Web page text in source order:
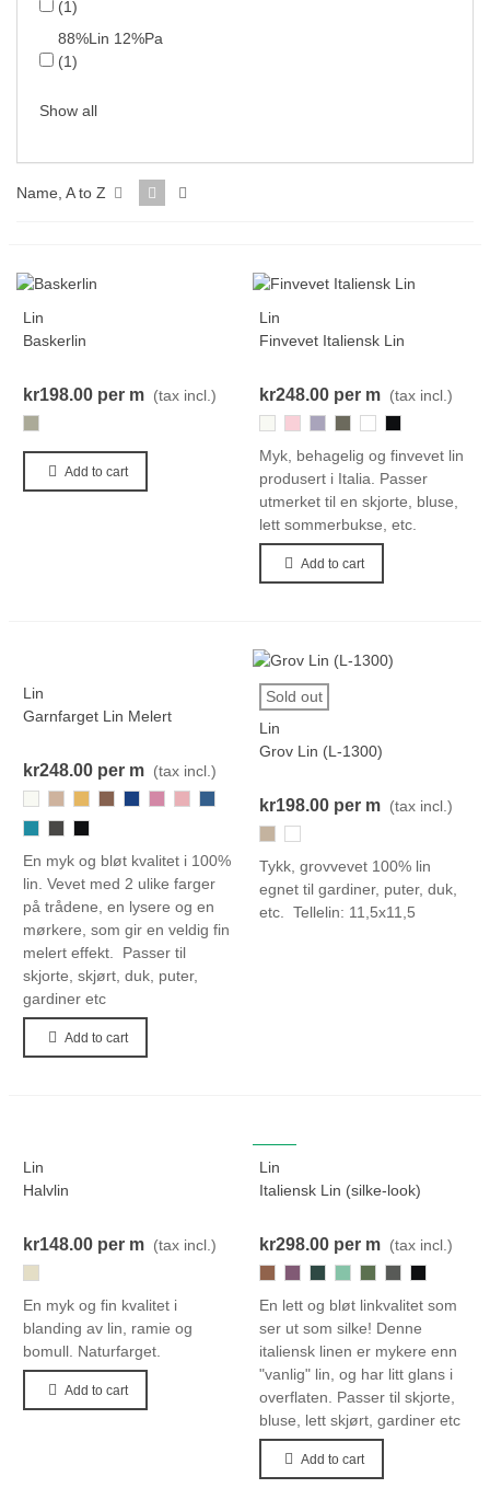
(1)
88%Lin 12%Pa
(1)
Show all
Name, A to Z
Lin
Baskerlin
kr198.00 per m (tax incl.)
Add to cart
Lin
Finvevet Italiensk Lin
kr248.00 per m (tax incl.)
Myk, behagelig og finvevet lin
produsert i Italia. Passer
utmerket til en skjorte, bluse,
lett sommerbukse, etc.
Add to cart
Lin
Garnfarget Lin Melert
kr248.00 per m (tax incl.)
En myk og bløt kvalitet i 100%
lin. Vevet med 2 ulike farger
på trådene, en lysere og en
mørkere, som gir en veldig fin
melert effekt. Passer til
skjorte, skjørt, duk, puter,
gardiner etc
Add to cart
Sold out
Lin
Grov Lin (L-1300)
kr198.00 per m (tax incl.)
722 111
Tykk, grovvevet 100% lin
egnet til gardiner, puter, duk,
etc. Tellelin: 11,5x11,5
Lin
Halvlin
kr148.00 per m (tax incl.)
En myk og fin kvalitet i
blanding av lin, ramie og
bomull. Naturfarget.
Add to cart
Lin
Italiensk Lin (silke-look)
kr298.00 per m (tax incl.)
En lett og bløt linkvalitet som
ser ut som silke! Denne
italiensk linen er mykere enn
"vanlig" lin, og har litt glans i
overflaten. Passer til skjorte,
bluse, lett skjørt, gardiner etc
Add to cart